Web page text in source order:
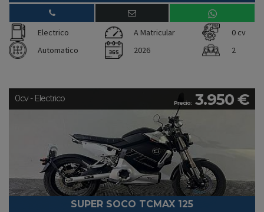
Electrico A Matricular
0 cv
Automatico
2026 2
Precio: 3.950 €
0cv - Electrico
SUPER SOCO TCMAX 125